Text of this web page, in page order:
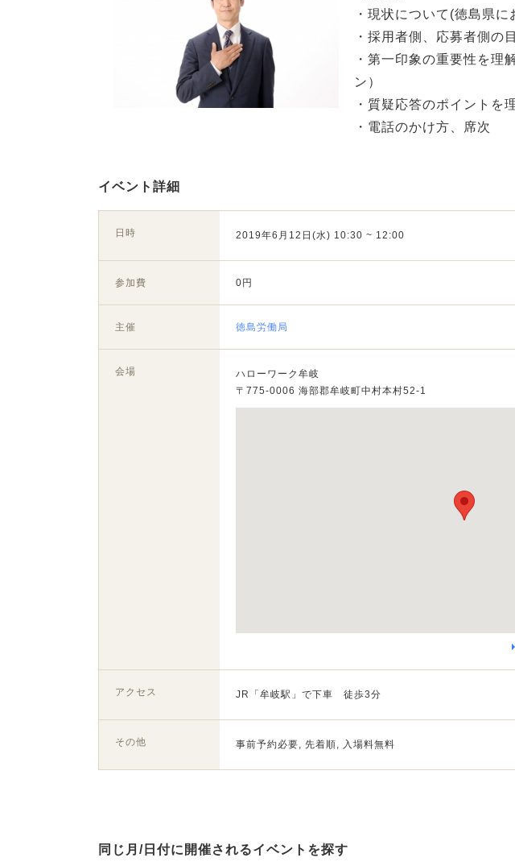
・現状について(徳島県
・採用者側、応募者側の
・第一印象の重要性を理
ン）
・質疑応答のポイントを
・電話のかけ方、席次
イベント詳細
日時 2019年6月12日(水) 10:30 ~ 12:00
参加費 0円
主催 徳島労働局
会場
ハローワーク牟岐
〒775-0006 海部郡牟岐町中村本村52-1
アクセス JR「牟岐駅」で下車 徒歩3分
その他 事前予約必要, 先着順, 入場料無料
同じ月/日付に開催されるイベントを探す